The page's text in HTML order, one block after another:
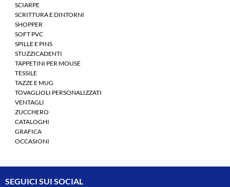
SCIARPE
SCRITTURA E DINTORNI
SHOPPER
SOFT PVC
SPILLE E PINS
STUZZICADENTI
TAPPETINI PER MOUSE
TESSILE
TAZZE E MUG
TOVAGLIOLI PERSONALIZZATI
VENTAGLI
ZUCCHERO
CATALOGHI
GRAFICA
OCCASIONI
SEGUICI SUI SOCIAL